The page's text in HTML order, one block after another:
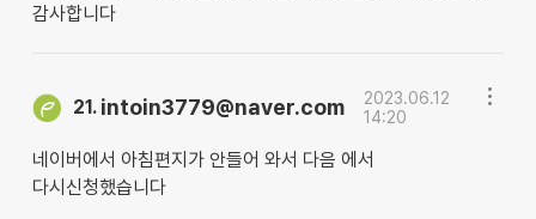
감사합니다
21. intoin3779@naver.com
2023.06.12
14:20
네이버에서 아침편지가 안들어 와서 다음 에서
다시신청했습니다